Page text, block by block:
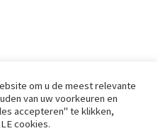
om u de meest relevante
van uw voorkeuren en
accepteren" te klikken,
cookies.